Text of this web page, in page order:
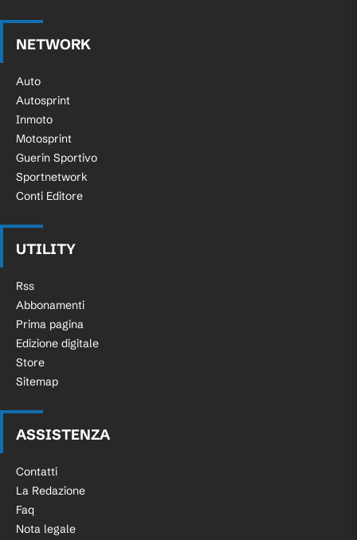
NETWORK
Auto
Autosprint
Inmoto
Motosprint
Guerin Sportivo
Sportnetwork
Conti Editore
UTILITY
Rss
Abbonamenti
Prima pagina
Edizione digitale
Store
Sitemap
ASSISTENZA
Contatti
La Redazione
Faq
Nota legale